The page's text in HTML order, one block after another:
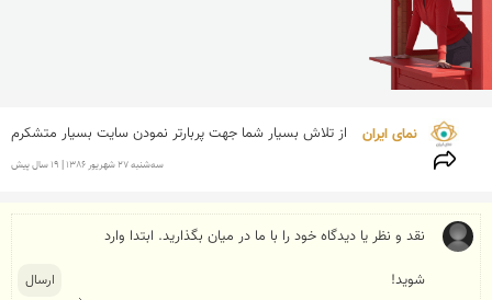
نمای ایران از تلاش بسیار شما جهت پربارتر نمودن سایت بسیار متشكرم
سه‌شنبه 27 شهريور 1386 | 19 سال پیش